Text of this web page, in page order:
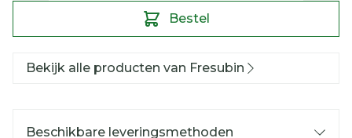
Bestel
Bekijk alle producten van Fresubin
Beschikbare leveringsmethoden